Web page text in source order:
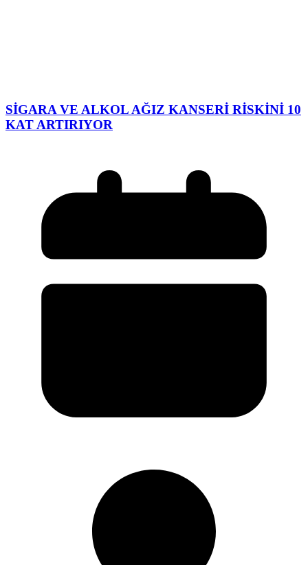
SİGARA VE ALKOL AĞIZ KANSERİ RİSKİNİ 10
KAT ARTIRIYOR